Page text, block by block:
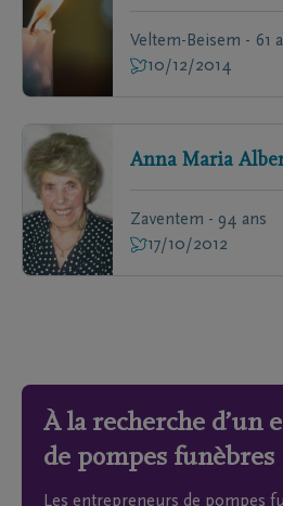
Veltem-Beisem - 61
10/12/2014
Anna Maria
Zaventem - 94 ans
17/10/2012
À la recherche d’un
de pompes funèbres
Les entrepreneurs de pompes